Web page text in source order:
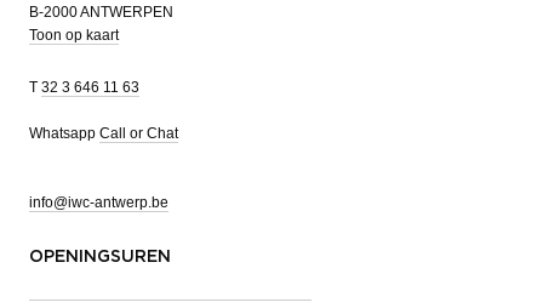
B-2000 ANTWERPEN
Toon op kaart
T 32 3 646 11 63
Whatsapp Call or Chat
info@iwc-antwerp.be
OPENINGSUREN